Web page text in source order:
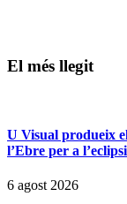
El més llegit
U Visual produeix
l’Ebre per a
6 agost 2026